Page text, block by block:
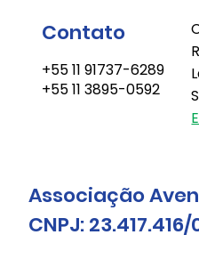
Contato
+55 11 91737-6289
+55 11 3895-0592
Associação
CNPJ: